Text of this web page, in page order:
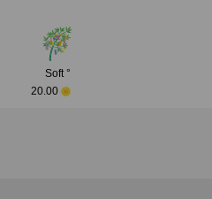
Soft °
20.00